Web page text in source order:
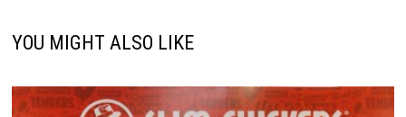
YOU MIGHT ALSO LIKE